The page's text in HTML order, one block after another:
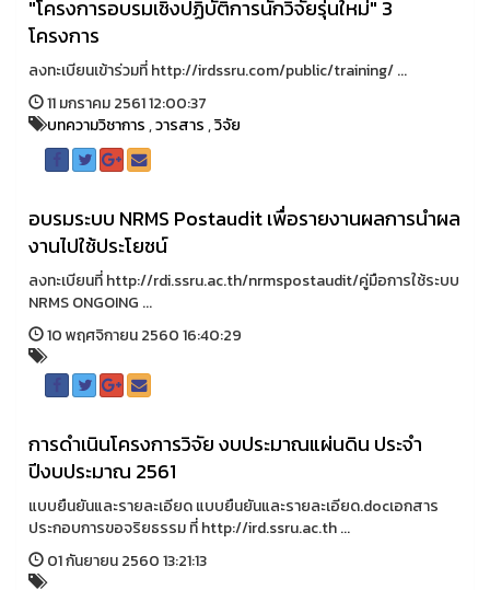
"โครงการอบรมเชิงปฏิบัติการนักวิจัยรุ่นใหม่" 3
โครงการ
ลงทะเบียนเข้าร่วมที่ http://irdssru.com/public/training/ ...
11 มกราคม 2561 12:00:37
บทความวิชาการ,วารสาร,วิจัย
อบรมระบบ NRMS Postaudit เพื่อรายงานผลการนำผล
งานไปใช้ประโยชน์
ลงทะเบียนที่ http://rdi.ssru.ac.th/nrmspostaudit/คู่มือการใช้ระบบ
NRMS ONGOING ...
10 พฤศจิกายน 2560 16:40:29
การดำเนินโครงการวิจัย งบประมาณแผ่นดิน ประจำ
ปีงบประมาณ 2561
แบบยืนยันและรายละเอียด แบบยืนยันและรายละเอียด.docเอกสาร
ประกอบการขอจริยธรรม ที่ http://ird.ssru.ac.th ...
01 กันยายน 2560 13:21:13